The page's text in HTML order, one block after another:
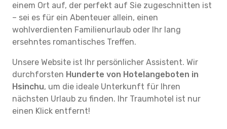
einem Ort auf, der perfekt auf Sie zugeschnitten ist
– sei es für ein Abenteuer allein, einen
wohlverdienten Familienurlaub oder Ihr lang
ersehntes romantisches Treffen.
Unsere Website ist Ihr persönlicher Assistent. Wir
durchforsten Hunderte von Hotelangeboten in
Hsinchu, um die ideale Unterkunft für Ihren
nächsten Urlaub zu finden. Ihr Traumhotel ist nur
einen Klick entfernt!